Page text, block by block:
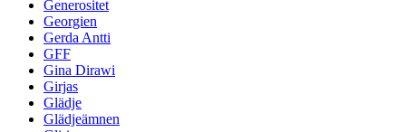
Generositet
Georgien
Gerda Antti
GFF
Gina Dirawi
Girjas
Glädje
Glädjeämnen